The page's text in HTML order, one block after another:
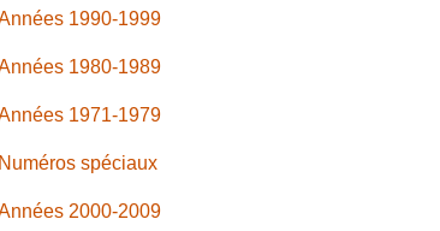
1990-1999
1980-1989
1971-1979
Numéros spéciaux
2000-2009